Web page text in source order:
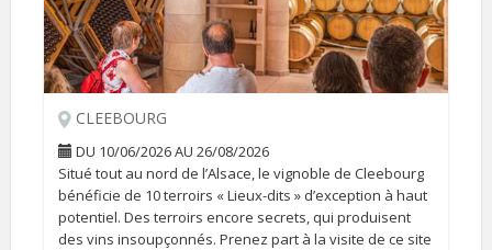
CLEEBOURG
DU 10/06/2026 AU 26/08/2026
Situé tout au nord de l’Alsace, le vignoble de Cleebourg
bénéficie de 10 terroirs « Lieux-dits » d’exception à haut
potentiel. Des terroirs encore secrets, qui produisent
des vins insoupçonnés. Prenez part à la visite de ce site